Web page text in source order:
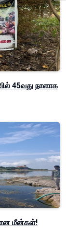
45வது நாளாக
மீன்கள்!